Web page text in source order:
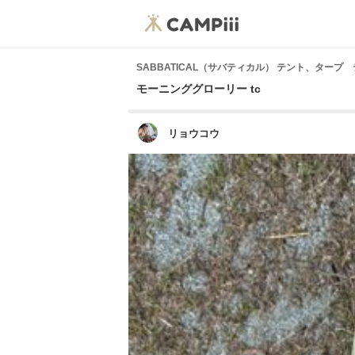
SABBATICAL（サバティカル） テント、タープ
モーニンググローリー tc
リョウコウ